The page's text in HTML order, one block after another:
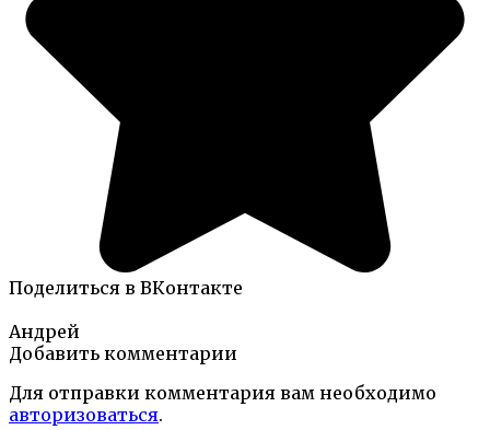
Поделиться в ВКонтакте
Андрей
Добавить комментарии
Для отправки комментария вам необходимо
авторизоваться.